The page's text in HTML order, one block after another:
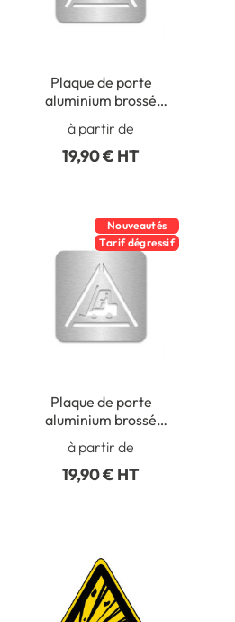
Plaque de porte
aluminium brossé
évidée Panneau Danger
- W001
à partir de
19,90 € HT
Nouveautés
Tarif dégressif
Plaque de porte
aluminium brossé
évidée danger chariots
élévateurs à fourche -
W014
à partir de
19,90 € HT